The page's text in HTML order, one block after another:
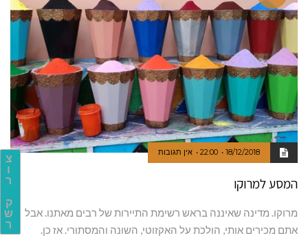
צ
ו
ר
ק
ש
ר
18/12/2018
22:00 אין תגובות
המסע למרוקו
מרוקו. מדינה שאיננה בראש רשימת התיירות של רבים מאתנו. אבל
אתם מכירים אותי, הולכת על האקזוטי, השונה והמסתורי. אז כן.